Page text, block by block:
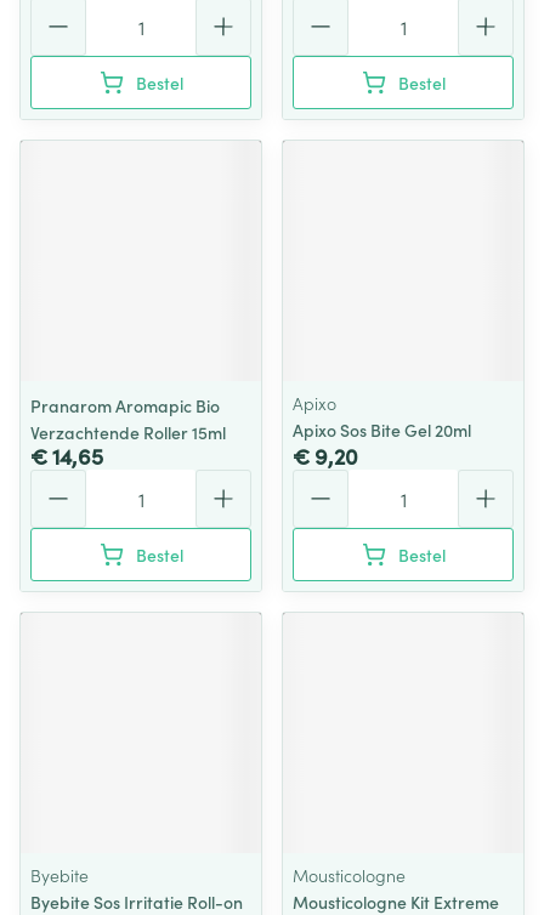
Bestel Bestel
Pranarom Aromapic Bio
Verzachtende Roller 15ml
€ 14,65
Bestel
Apixo
Apixo Sos Bite Gel 20ml
€ 9,20
Bestel
Byebite
Byebite Sos Irritatie Roll-on
Mousticologne
Mousticologne Kit Extreme